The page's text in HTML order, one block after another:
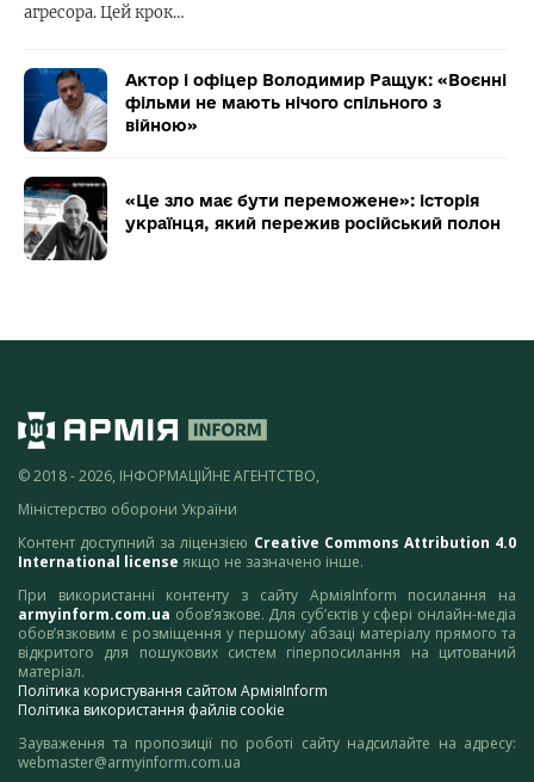
агресора. Цей крок…
Актор і офіцер Володимир Ращук: «Воєнні
фільми не мають нічого спільного з
війною»
«Це зло має бути переможене»: історія
українця, який пережив російський полон
© 2018 - 2026, ІНФОРМАЦІЙНЕ АГЕНТСТВО,
Міністерство оборони України
Контент доступний за ліцензією Creative Commons Attribution 4.0
International license якщо не зазначено інше.
При використанні контенту з сайту АрміяInform посилання на
armyinform.com.ua обов’язкове. Для суб’єктів у сфері онлайн-медіа
обов’язковим є розміщення у першому абзаці матеріалу прямого та
відкритого для пошукових систем гіперпосилання на цитований
матеріал.
Політика користування сайтом АрміяInform
Політика використання файлів cookie
Зауваження та пропозиції по роботі сайту надсилайте на адресу:
webmaster@armyinform.com.ua